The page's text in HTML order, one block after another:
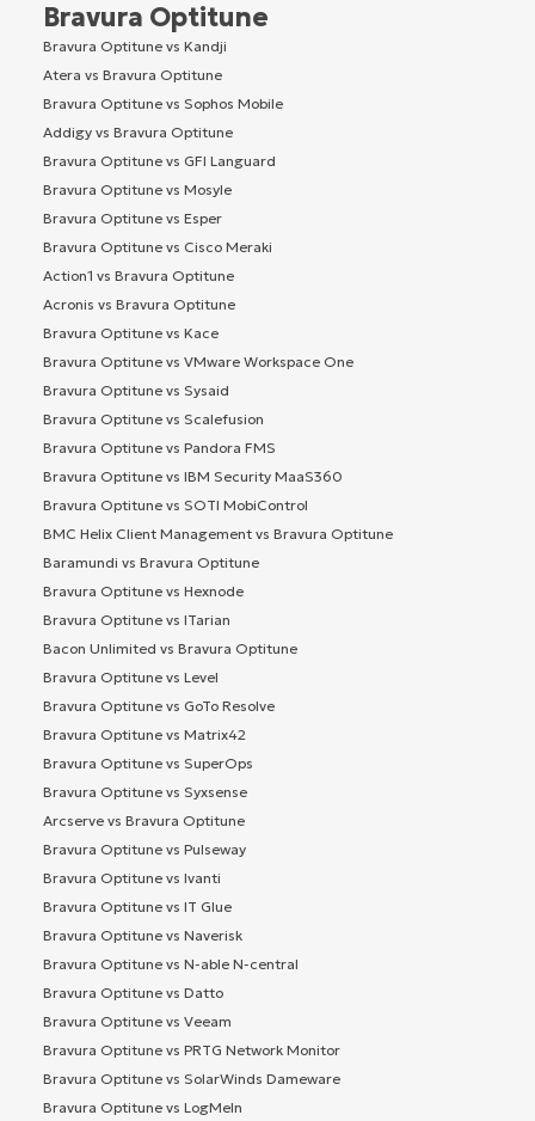
Bravura Optitune
Bravura Optitune vs Kandji
Atera vs Bravura Optitune
Bravura Optitune vs Sophos Mobile
Addigy vs Bravura Optitune
Bravura Optitune vs GFI Languard
Bravura Optitune vs Mosyle
Bravura Optitune vs Esper
Bravura Optitune vs Cisco Meraki
Action1 vs Bravura Optitune
Acronis vs Bravura Optitune
Bravura Optitune vs Kace
Bravura Optitune vs VMware Workspace One
Bravura Optitune vs Sysaid
Bravura Optitune vs Scalefusion
Bravura Optitune vs Pandora FMS
Bravura Optitune vs IBM Security MaaS360
Bravura Optitune vs SOTI MobiControl
BMC Helix Client Management vs Bravura Optitune
Baramundi vs Bravura Optitune
Bravura Optitune vs Hexnode
Bravura Optitune vs ITarian
Bacon Unlimited vs Bravura Optitune
Bravura Optitune vs Level
Bravura Optitune vs GoTo Resolve
Bravura Optitune vs Matrix42
Bravura Optitune vs SuperOps
Bravura Optitune vs Syxsense
Arcserve vs Bravura Optitune
Bravura Optitune vs Pulseway
Bravura Optitune vs Ivanti
Bravura Optitune vs IT Glue
Bravura Optitune vs Naverisk
Bravura Optitune vs N-able N-central
Bravura Optitune vs Datto
Bravura Optitune vs Veeam
Bravura Optitune vs PRTG Network Monitor
Bravura Optitune vs SolarWinds Dameware
Bravura Optitune vs LogMeIn